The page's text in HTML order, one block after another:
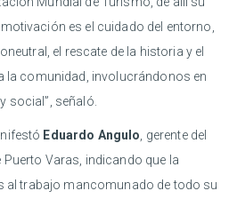
es el cuidado del entorno,
el rescate de la historia y el
la comunidad, involucrándonos en
social”, señaló.
Eduardo Angulo , gerente del
Puerto Varas, indicando que la
al trabajo mancomunado de todo su